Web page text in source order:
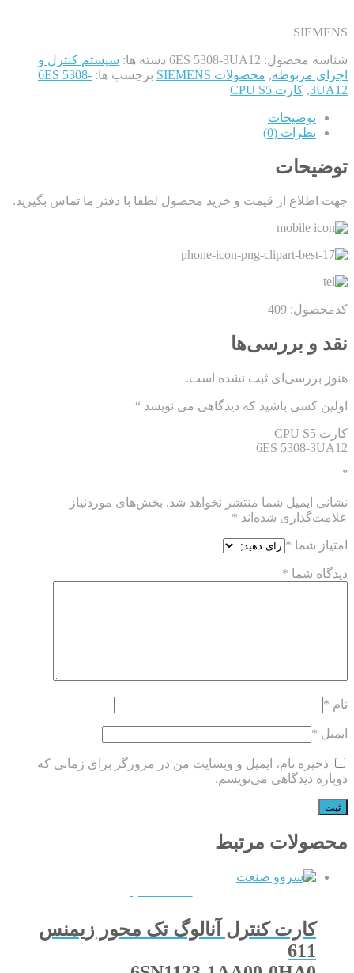
SIEMENS
شناسه محصول: 6ES 5308-3UA12 دسته ها: سیستم کنترل و
اجزای مربوطه, محصولات SIEMENS برچسب ها: 6ES 5308-
3UA12
, کارت CPU S5
توضیحات
نظرات (0)
توضیحات
جهت اطلاع از قیمت و خرید محصول لطفا با دفتر ما تماس بگیرید.
کدمحصول: 409
نقد و بررسی‌ها
هنوز بررسی‌ای ثبت نشده است.
اولین کسی باشید که دیدگاهی می نویسد “
کارت CPU S5
6ES 5308-3UA12
”
نشانی ایمیل شما منتشر نخواهد شد. بخش‌های موردنیاز
علامت‌گذاری شده‌اند *
امتیاز شما *
دیدگاه شما *
نام *
ایمیل *
ذخیره نام، ایمیل و وبسایت من در مرورگر برای زمانی که
دوباره دیدگاهی می‌نویسم.
محصولات مرتبط
کارت کنترل آنالوگ تک محور زیمنس
611